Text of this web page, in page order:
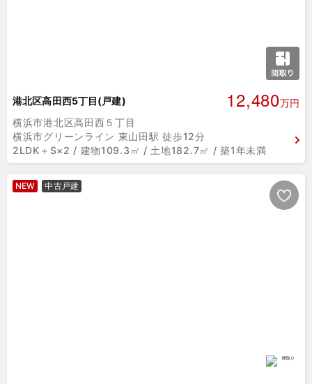
港北区高田西5丁目(戸建) 12,480万円
横浜市港北区高田西５丁目
横浜市グリーンライン 東山田駅 徒歩12分
2LDK＋S×2 / 建物109.3㎡ / 土地182.7㎡ / 築1年未満
NEW 中古戸建